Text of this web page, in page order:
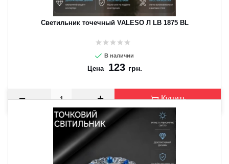
Светильник точечный VALESO Л LB 1875 BL
В наличии
Цена 123 грн.
Купить